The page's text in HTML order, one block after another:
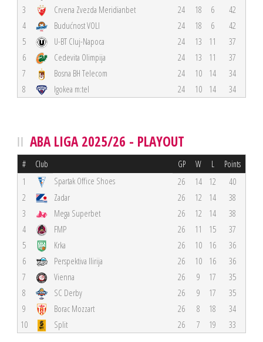
3
Crvena Zvezda Meridianbet 24 18 6
42
4
Budućnost VOLI 24 18 6
42
5
U-BT Cluj-Napoca 24 13 11
37
6
Cedevita Olimpija 24 13 11
37
7
Bosna BH Telecom 24 10 14
34
8
Igokea m:tel 24 10 14 34
ABA LIGA 2025/26 - PLAYOUT
# Club GP W L Points
1 Spartak Office Shoes 26 14 12
40
2
Zadar 26 12 14
38
3
Mega Superbet 26 12 14
38
4
FMP 26 11 15
37
5
Krka 26 10 16
36
6
Perspektiva Ilirija 26 10 16
36
7
Vienna 26 9 17
35
8
SC Derby 26 9 17
35
9
Borac Mozzart 26 8 18
34
10
Split 26 7 19 33